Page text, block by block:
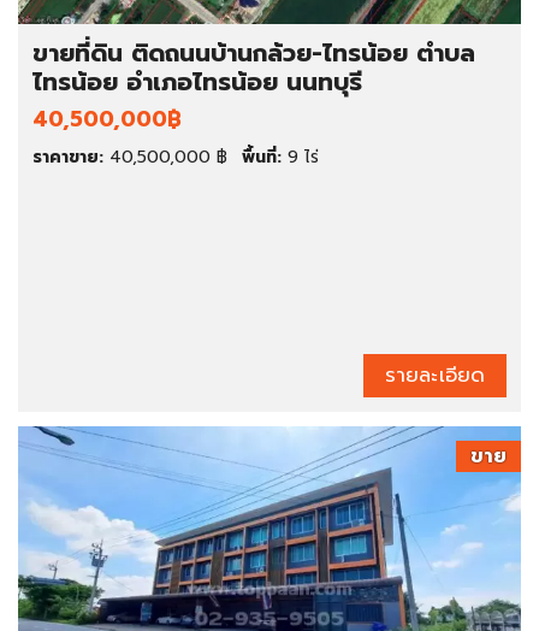
ขายที่ดิน ติดถนนบ้านกล้วย-ไทรน้อย ตำบล
ไทรน้อย อำเภอไทรน้อย นนทบุรี
40,500,000฿
ราคาขาย: 40,500,000 ฿ พื้นที่: 9 ไร่
รายละเอียด
ขาย